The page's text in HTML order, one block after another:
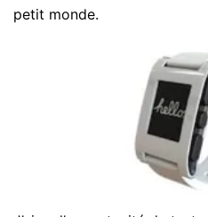
petit monde.